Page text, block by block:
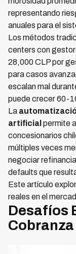
representando
anuales para el
Los métodos
centers con
28,000 CLP por
para casos
escalan mal
puede crecer 60-
La
artificial permite
concesionarios
múltiples veces
negociar
defaults que
Este artículo
reales en el
Desafíos